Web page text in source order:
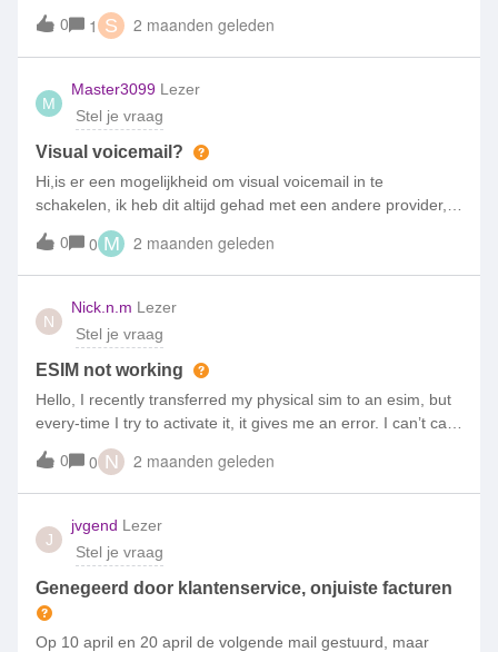
wachten maar 30 dagen heb ik recht om abonnement
opzeggen maar dit kan niet zolang duren. En je kan ook niet
laten ongedaan maken en je betaalt kost 50 cent ekstra per
maand plafond als je mb aanvullen of niet je internet op je
blijft gewoon plafond kosten betalen maar klantenservice bel
ik en wachtte ik 15 min achter de telefoon 📱 alstublieft ik
raad niet aan niemand.
0 1 S 2 maanden geleden
M
Master3099 Lezer
Stel je vraag
Visual voicemail?
Hi,is er een mogelijkheid om visual voicemail in te
schakelen, ik heb dit altijd gehad met een andere provider,
en nu moet ik 1233 bellen, erg ouderwets.ik hoor
graaggroetjes.
0 0 M 2 maanden geleden
N
Nick.n.m Lezer
Stel je vraag
ESIM not working
Hello, I recently transferred my physical sim to an esim, but
every-time I try to activate it, it gives me an error. I can’t call
as I don’t have access to my number, anyone had this
experienced and fixed it? I have tried activating on multiple
phones with esim support non work. [iPhone 15 Plus]
0 0 N 2 maanden geleden
J
jvgend Lezer
Stel je vraag
Genegeerd door klantenservice, onjuiste facturen
Op 10 april en 20 april de volgende mail gestuurd, maar